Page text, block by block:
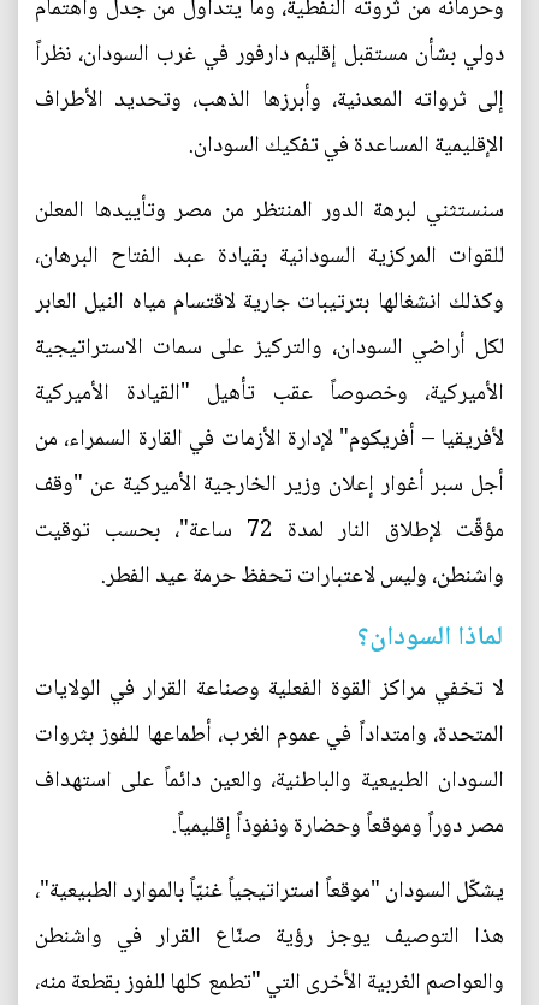
وحرمانه من ثروته النفطية، وما يتداول من جدل واهتمام
دولي بشأن مستقبل إقليم دارفور في غرب السودان، نظراً
إلى ثرواته المعدنية، وأبرزها الذهب، وتحديد الأطراف
الإقليمية المساعدة في تفكيك السودان.
سنستثني لبرهة الدور المنتظر من مصر وتأييدها المعلن
للقوات المركزية السودانية بقيادة عبد الفتاح البرهان،
وكذلك انشغالها بترتيبات جارية لاقتسام مياه النيل العابر
لكل أراضي السودان، والتركيز على سمات الاستراتيجية
الأميركية، وخصوصاً عقب تأهيل "القيادة الأميركية
لأفريقيا – أفريكوم" لإدارة الأزمات في القارة السمراء، من
أجل سبر أغوار إعلان وزير الخارجية الأميركية عن "وقف
مؤقّت لإطلاق النار لمدة 72 ساعة"، بحسب توقيت
واشنطن، وليس لاعتبارات تحفظ حرمة عيد الفطر.
لماذا السودان؟
لا تخفي مراكز القوة الفعلية وصناعة القرار في الولايات
المتحدة، وامتداداً في عموم الغرب، أطماعها للفوز بثروات
السودان الطبيعية والباطنية، والعين دائماً على استهداف
مصر دوراً وموقعاً وحضارة ونفوذاً إقليمياً.
يشكّل السودان "موقعاً استراتيجياً غنيّاً بالموارد الطبيعية"،
هذا التوصيف يوجز رؤية صنّاع القرار في واشنطن
والعواصم الغربية الأخرى التي "تطمع كلها للفوز بقطعة منه،